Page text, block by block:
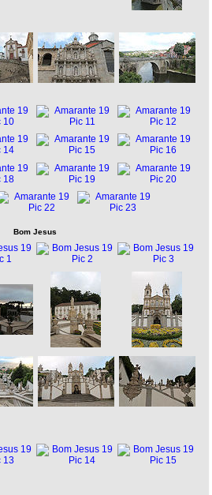
Bom Jesus